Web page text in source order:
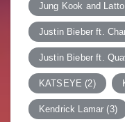
Jung Kook and Latto
Justin Bieber ft.
Justin Bieber ft.
KATSEYE (2)
Kendrick Lamar (3)